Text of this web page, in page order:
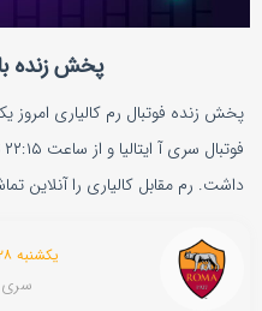
پخش زنده
داشت. رم مقابل کالیاری را آنلاین
یکشنبه ۲۸ مرداد ۲۱:۱۵
سری